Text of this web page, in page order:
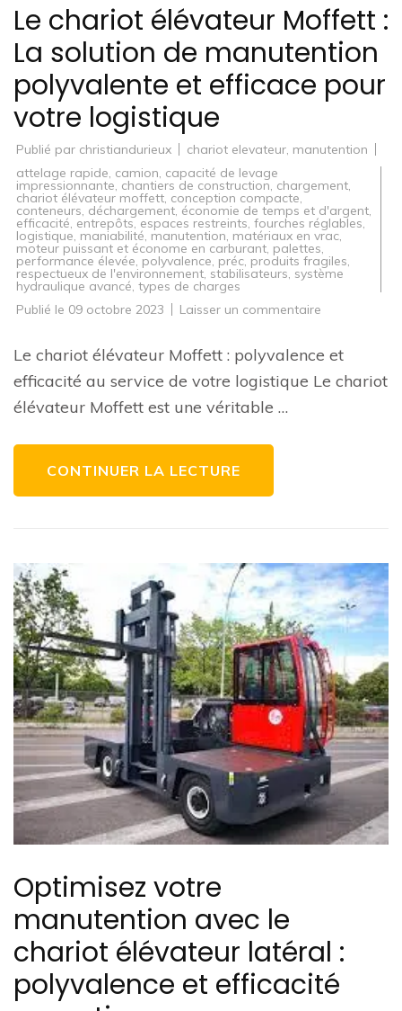
Le chariot élévateur Moffett :
La solution de manutention
polyvalente et efficace pour
votre logistique
Publié par christiandurieux chariot elevateur, manutention
attelage rapide, camion, capacité de levage
impressionnante, chantiers de construction, chargement,
chariot élévateur moffett, conception compacte,
conteneurs, déchargement, économie de temps et d'argent,
efficacité, entrepôts, espaces restreints, fourches réglables,
logistique, maniabilité, manutention, matériaux en vrac,
moteur puissant et économe en carburant, palettes,
performance élevée, polyvalence, préc, produits fragiles,
respectueux de l'environnement, stabilisateurs, système
hydraulique avancé, types de charges
Publié le 09 octobre 2023 Laisser un commentaire
élévateur
Moffett
La
Le chariot élévateur Moffett : polyvalence et
efficacité au service de votre logistique Le chariot
élévateur Moffett est une véritable …
CONTINUER LA LECTURE
Optimisez votre
manutention avec le
chariot élévateur latéral :
polyvalence et efficacité